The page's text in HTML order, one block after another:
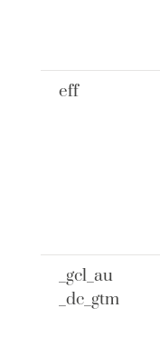
eff
_gcl_au
_dc_gtm